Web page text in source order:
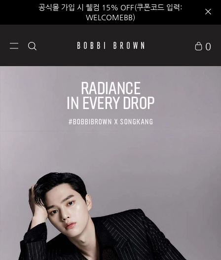
공식몰 가입 시 웰컴 15% OFF(쿠폰코드 입력:
WELCOMEBB)
0
RADIANCE
IN EVERY DROP
#BobbiBrown x SongKang